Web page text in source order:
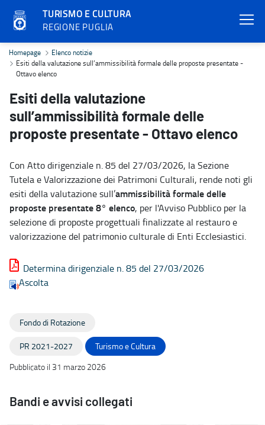
TURISMO E CULTURA
REGIONE PUGLIA
Esiti della valutazione sull’ammissibilità formale delle proposte
Homepage
Elenco notizie
Esiti della valutazione sull’ammissibilità formale delle proposte presentate -
Ottavo elenco
Esiti della valutazione
sull’ammissibilità formale delle
proposte presentate - Ottavo elenco
Con Atto dirigenziale n. 85 del 27/03/2026, la Sezione
Tutela e Valorizzazione dei Patrimoni Culturali, rende noti gli
esiti della valutazione sull’ammissibilità formale delle
proposte presentate8° elenco, per l'Avviso Pubblico per la
selezione di proposte progettuali finalizzate al restauro e
valorizzazione del patrimonio culturale di Enti Ecclesiastici.
Determina dirigenziale n. 85 del 27/03/2026
Ascolta
Fondo di Rotazione
PR 2021-2027
Turismo e Cultura
Pubblicato il 31 marzo 2026
Bandi e avvisi collegati